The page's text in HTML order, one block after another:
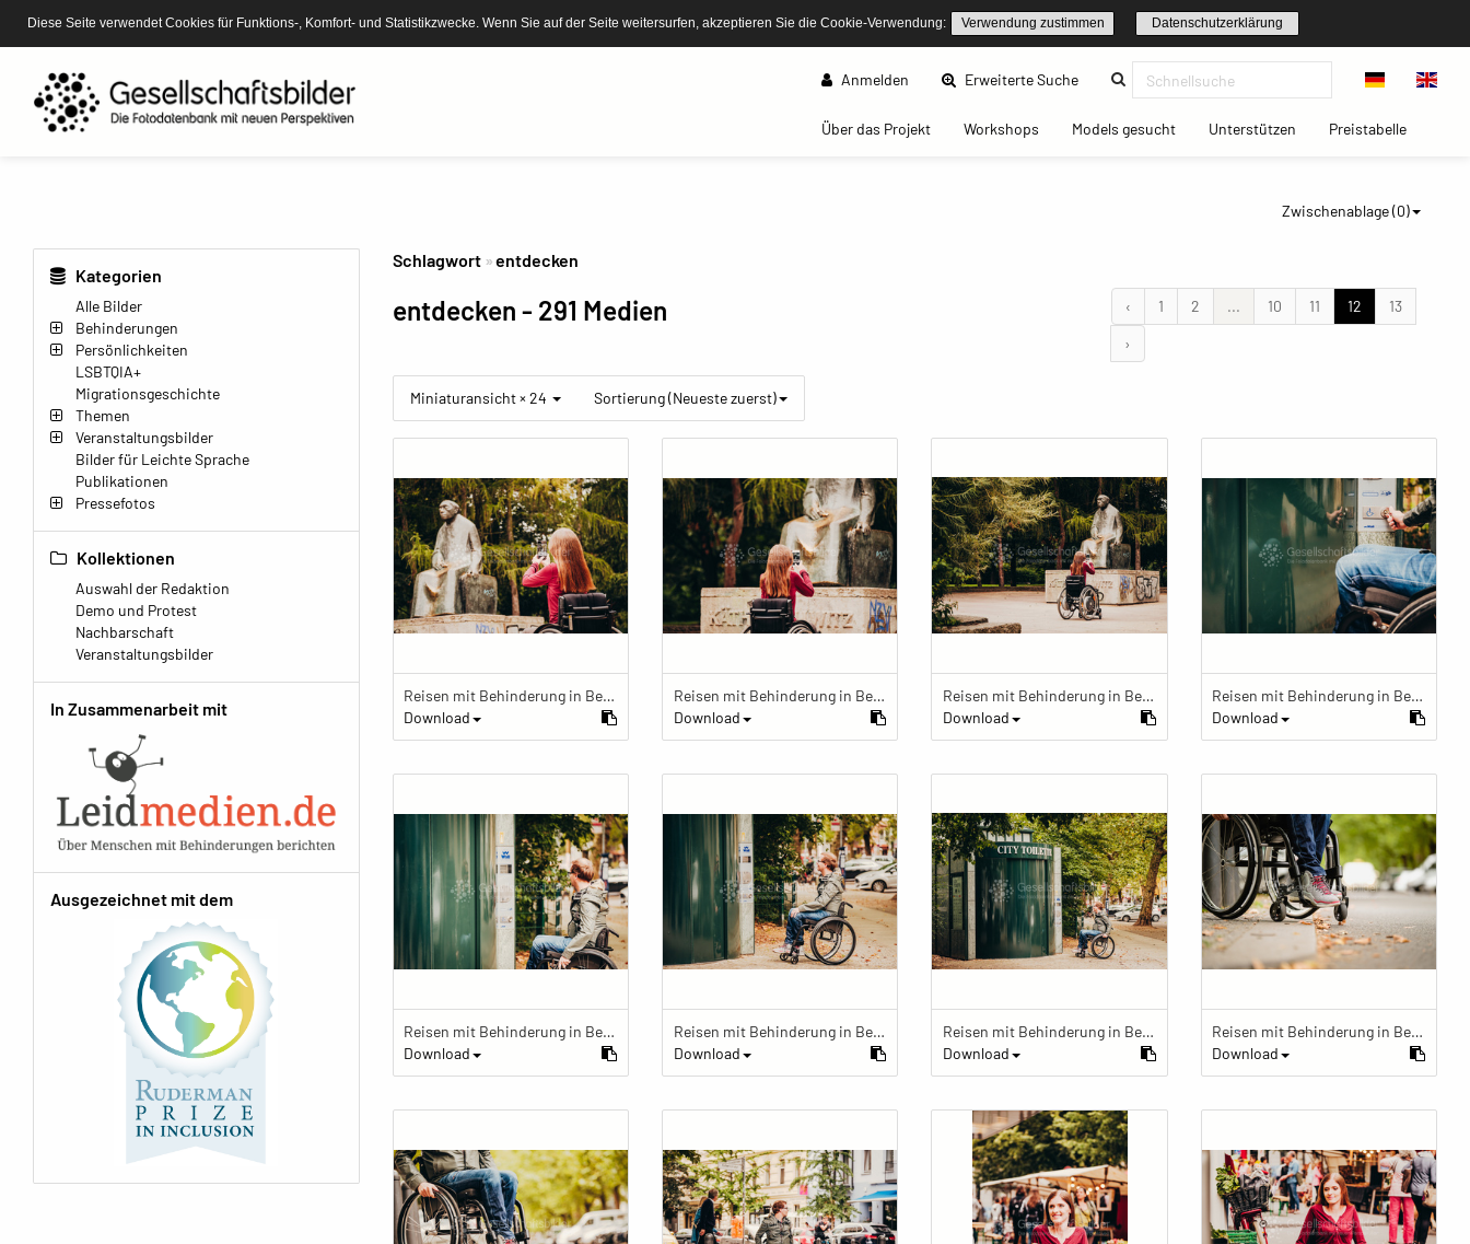
Diese Seite verwendet Cookies für Funktions-, Komfort- und Statistikzwecke. Wenn Sie auf der Seite weitersurfen, akzeptieren Sie die Cookie-Verwendung: Verwendung zustimmen Datenschutzerklärung
Anmelden Erweiterte Suche(current)
Über das Projekt(current)Workshops(current)Models gesucht(current)Unterstützen(current)Preistabelle(current)
Zwischenablage (0)
Kategorien
Alle Bilder
Behinderungen
Persönlichkeiten
LSBTQIA+
Migrationsgeschichte
Themen
Veranstaltungsbilder
Bilder für Leichte Sprache
Publikationen
Pressefotos
Kollektionen
Auswahl der Redaktion
Demo und Protest
Nachbarschaft
Veranstaltungsbilder
In Zusammenarbeit mit
Ausgezeichnet mit dem
Schlagwort entdecken
entdecken - 291 Medien ‹ 1 2 ... 10 11 12
13
›
Miniaturansicht × 24 Sortierung (Neueste zuerst)
Reisen mit Behinderung in Berlin
Download
Reisen mit Behinderung in Berlin
Download
Reisen mit Behinderung in Berlin
Download
Reisen mit Behinderung in Berlin
Download
Reisen mit Behinderung in Berlin
Download
Reisen mit Behinderung in Berlin
Download
Reisen mit Behinderung in Berlin
Download
Reisen mit Behinderung in Berlin
Download